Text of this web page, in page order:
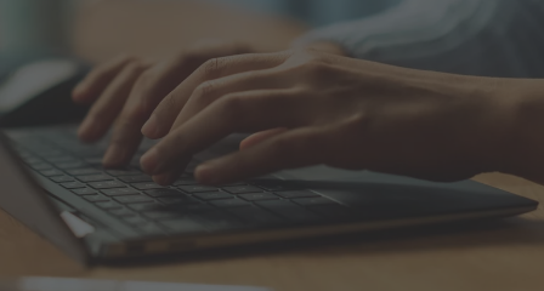
FOM Online-Magazin